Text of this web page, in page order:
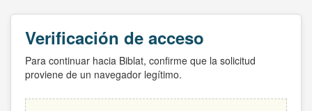
Verificación de acceso
Para continuar hacia Biblat, confirme que la solicitud
proviene de un navegador legítimo.